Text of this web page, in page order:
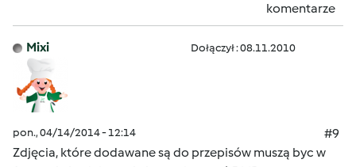
komentarze
Mixi Dołączył : 08.11.2010
pon., 04/14/2014 - 12:14
#9
Zdjęcia, które dodawane są do przepisów muszą byc w